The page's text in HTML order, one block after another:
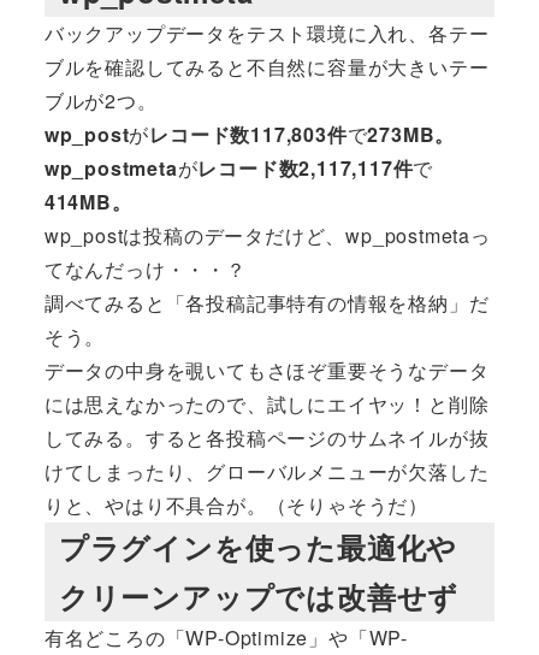
バックアップデータをテスト環境に入れ、各テー
ブルを確認してみると不自然に容量が大きいテー
ブルが2つ。
wp_postがレコード数117,803件で273MB。
wp_postmetaがレコード数2,117,117件で
414MB。
wp_postは投稿のデータだけど、wp_postmetaっ
てなんだっけ・・・？
調べてみると「各投稿記事特有の情報を格納」だ
そう。
データの中身を覗いてもさほぞ重要そうなデータ
には思えなかったので、試しにエイヤッ！と削除
してみる。すると各投稿ページのサムネイルが抜
けてしまったり、グローバルメニューが欠落した
りと、やはり不具合が。（そりゃそうだ）
プラグインを使った最適化や
クリーンアップでは改善せず
有名どころの「WP-Optimize」や「WP-